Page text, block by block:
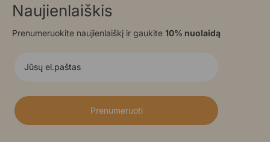
Naujienlaiškis
Prenumeruokite naujienlaiškį ir gaukite 10% nuolaidą
Prenumeruoti